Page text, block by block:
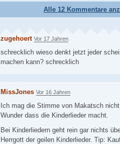
Alle 12 Kommentare
zugehoert Vor 17 Jahren
schrecklich wieso denkt jetzt jeder
machen kann? schrecklich
MissJones Vor 16 Jahren
Ich mag die Stimme von Makatsch
Wunder dass die Kinderlieder macht.
Bei Kinderliedern geht rein gar nichts
Herrgott der geilen Kinderlieder. Tip: